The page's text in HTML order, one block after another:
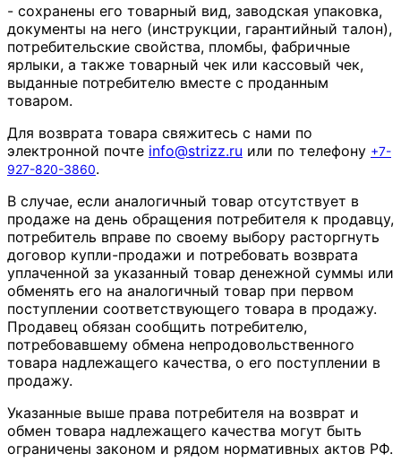
- сохранены его товарный вид, заводская упаковка,
документы на него (инструкции, гарантийный талон),
потребительские свойства, пломбы, фабричные
ярлыки, а также товарный чек или кассовый чек,
выданные потребителю вместе с проданным
товаром.
Для возврата товара свяжитесь с нами по
электронной почте info@strizz.ru или по телефону +7-
927-820-3860.
В случае, если аналогичный товар отсутствует в
продаже на день обращения потребителя к продавцу,
потребитель вправе по своему выбору расторгнуть
договор купли-продажи и потребовать возврата
уплаченной за указанный товар денежной суммы или
обменять его на аналогичный товар при первом
поступлении соответствующего товара в продажу.
Продавец обязан сообщить потребителю,
потребовавшему обмена непродовольственного
товара надлежащего качества, о его поступлении в
продажу.
Указанные выше права потребителя на возврат и
обмен товара надлежащего качества могут быть
ограничены законом и рядом нормативных актов РФ.